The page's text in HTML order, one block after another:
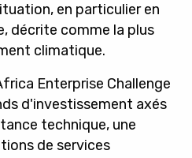
en particulier en
décrite comme la plus
climatique.
Enterprise Challenge
d'investissement axés
technique, une
de services